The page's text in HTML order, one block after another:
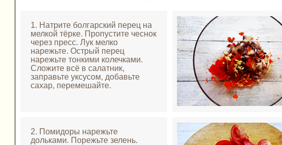
1. Натрите болгарский перец на
мелкой тёрке. Пропустите чеснок
через пресс. Лук мелко
нарежьте. Острый перец
нарежьте тонкими колечками.
Сложите всё в салатник,
заправьте уксусом, добавьте
сахар, перемешайте.
2. Помидоры нарежьте
дольками. Порежьте зелень.